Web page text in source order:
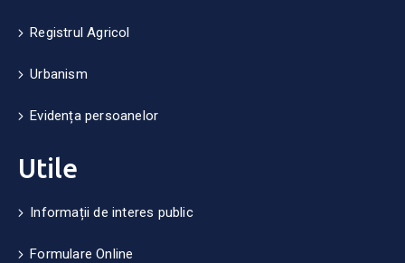
Registrul Agricol
Urbanism
Evidența persoanelor
Utile
Informații de interes public
Formulare Online